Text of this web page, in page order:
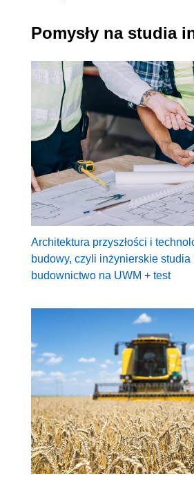
Pomysły na studia
Architektura przyszłości i
budowy, czyli inżynierskie studia
budownictwo na UWM + test